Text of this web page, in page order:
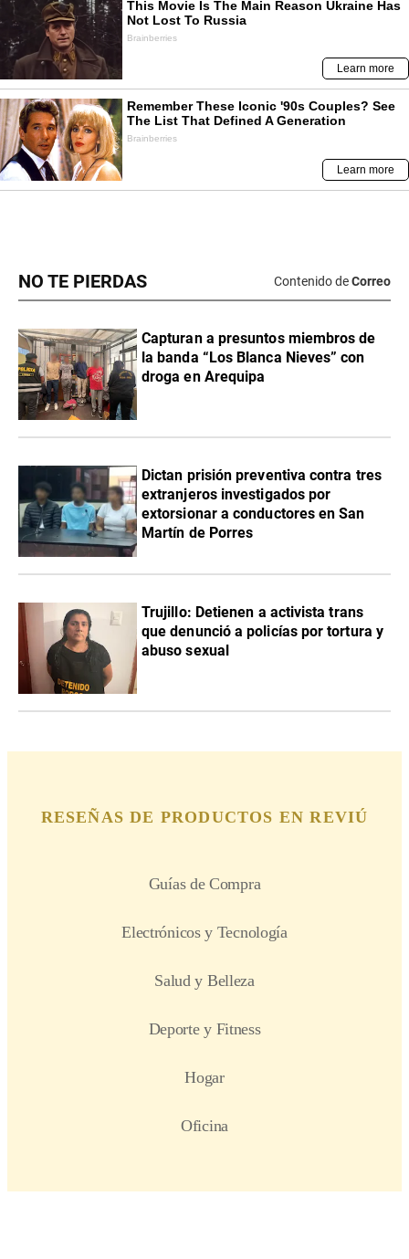
NO TE PIERDAS Contenido deCorreo
Capturan a presuntos miembros de
la banda “Los Blanca Nieves” con
droga en Arequipa
Dictan prisión preventiva contra tres
extranjeros investigados por
extorsionar a conductores en San
Martín de Porres
Trujillo: Detienen a activista trans
que denunció a policías por tortura y
abuso sexual